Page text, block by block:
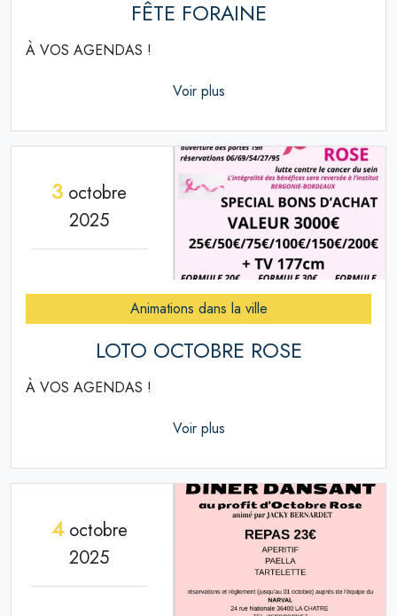
FÊTE FORAINE
À VOS AGENDAS !
Voir plus
3 octobre
2025
Animations dans la ville
LOTO OCTOBRE ROSE
À VOS AGENDAS !
Voir plus
4octobre
2025